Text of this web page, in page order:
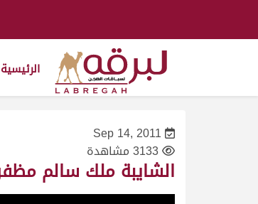
الرئيسية
Sep 14, 2011
3133 مشاهدة
الشايبة ملك سالم مظفر